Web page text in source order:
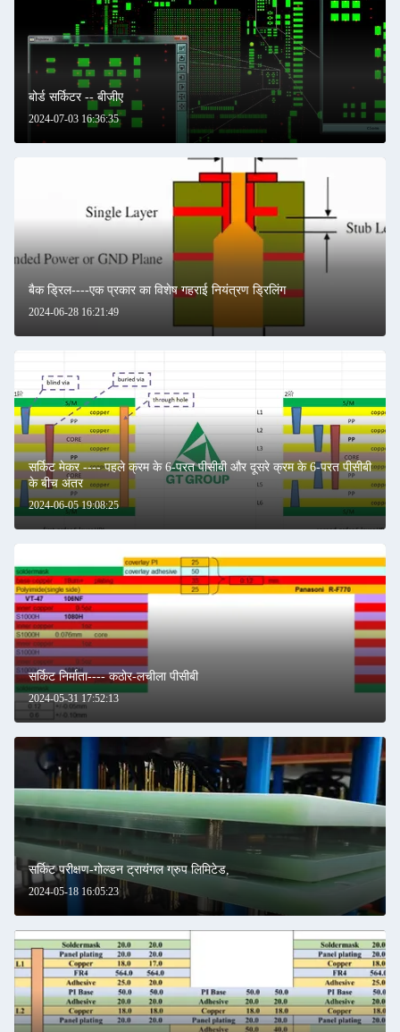
2024-07-03 16:36:35
बोर्ड सर्किटर -- बीजीए
2024-06-28 16:21:49
बैक ड्रिल----एक प्रकार का विशेष गहराई नियंत्रण ड्रिलिंग
2024-06-05 19:08:25
सर्किट मेकर ---- पहले क्रम के 6-परत पीसीबी और दूसरे क्रम के 6-परत पीसीबी
के बीच अंतर
2024-05-31 17:52:13
सर्किट निर्माता---- कठोर-लचीला पीसीबी
2024-05-18 16:05:23
सर्किट परीक्षण-गोल्डन ट्रायंगल ग्रुप लिमिटेड,